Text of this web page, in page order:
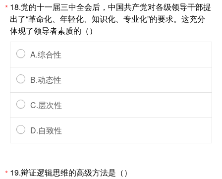
* 18.党的十一届三中全会后，中国共产党对各级领导干部提
出了“革命化、年轻化、知识化、专业化”的要求。这充分
体现了领导者素质的（）
A.综合性
B.动态性
C.层次性
D.自致性
* 19.辩证逻辑思维的高级方法是（）